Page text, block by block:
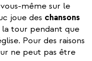
même sur le
joue des chansons
tour pendant que
Pour des raisons
ne peut pas être